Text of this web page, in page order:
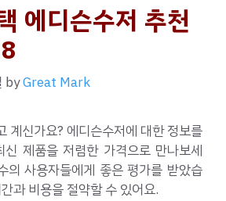
에디슨수저 추천
byGreat Mark
계신가요? 에디슨수저에 대한 정보를
신 제품을 저렴한 가격으로 만나보세
의 사용자들에게 좋은 평가를 받았습
과 비용을 절약할 수 있어요.